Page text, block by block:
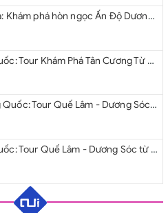
Du lịch Sri Lanka: Khám phá hòn ngọc Ấn Độ Dương 2026
Du lịch Trung Quốc: Tour Khám Phá Tân Cương Từ Hà Nội 2026
Khám phá Trung Quốc: Tour Quế Lâm - Dương Sóc từ Hà Nội 2026
Du lịch Trung Quốc: Tour Quế Lâm - Dương Sóc từ Hà Nội 2026